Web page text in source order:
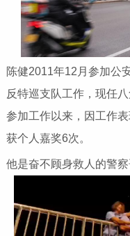
陈健2011年12月参加公
反特巡支队工作，现任
参加工作以来，因工作
获个人嘉奖6次。
他是奋不顾身救人的警